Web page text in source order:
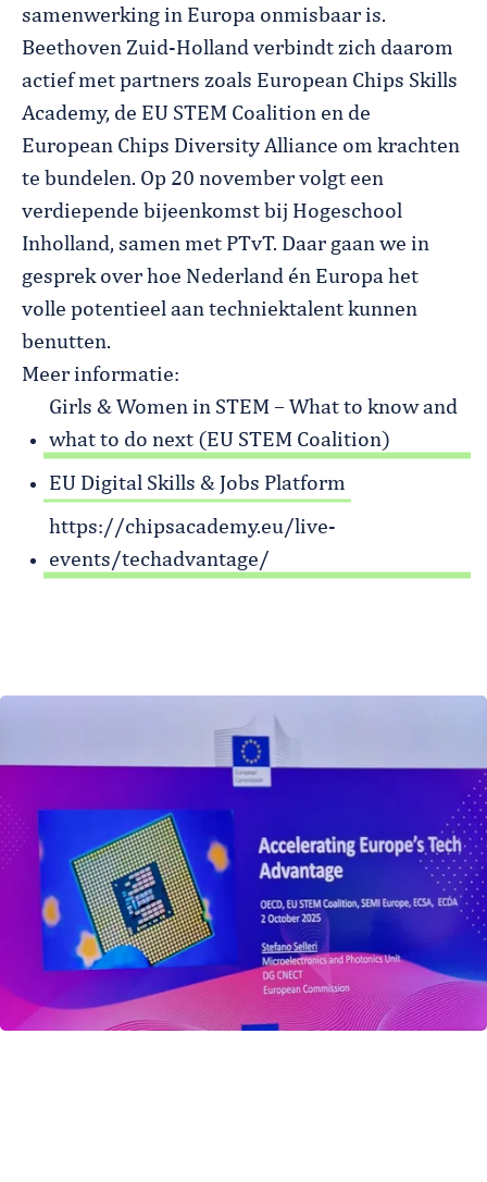
samenwerking in Europa onmisbaar is.
Beethoven Zuid-Holland verbindt zich daarom
actief met partners zoals European Chips Skills
Academy, de EU STEM Coalition en de
European Chips Diversity Alliance om krachten
te bundelen. Op 20 november volgt een
verdiepende bijeenkomst bij Hogeschool
Inholland, samen met PTvT. Daar gaan we in
gesprek over hoe Nederland én Europa het
volle potentieel aan techniektalent kunnen
benutten.
Meer informatie:
Girls & Women in STEM – What to know and
what to do next (EU STEM Coalition)
EU Digital Skills & Jobs Platform
https://chipsacademy.eu/live-
events/techadvantage/